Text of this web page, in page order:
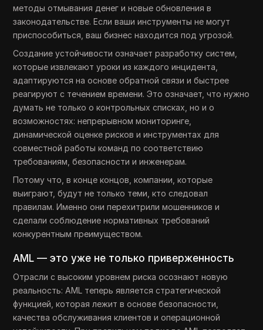
методы отмывания денег и новые обновления в
законодательстве. Если ваши инструменты не могут
приспособиться, ваш бизнес находится под угрозой.
Создание устойчивости означает разработку систем,
которые извлекают уроки из каждого инцидента,
адаптируются на основе обратной связи и быстрее
реагируют с течением времени. Это означает, что нужно
думать не только о контрольных списках, но и о
возможностях: непрерывном мониторинге,
динамической оценке рисков и инструментах для
совместной работы команд по соответствию
требованиям, безопасности и инженерам.
Потому что, в конце концов, компании, которые
выиграют, будут не только теми, кто следовал
правилам. Именно они перехитрили мошенников и
сделали соблюдение нормативных требований
конкурентным преимуществом.
AML — это уже не только приверженность
Отрасли с высоким уровнем риска осознают новую
реальность: AML теперь является стратегической
функцией, которая лежит в основе безопасности,
качества обслуживания клиентов и операционной